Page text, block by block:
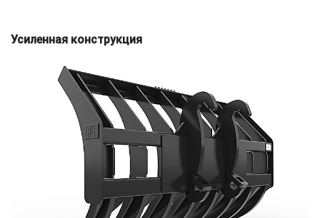
Усиленная конструкция